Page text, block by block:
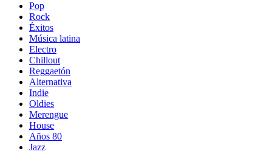
Pop
Rock
Éxitos
Música latina
Electro
Chillout
Reggaetón
Alternativa
Indie
Oldies
Merengue
House
Años 80
Jazz